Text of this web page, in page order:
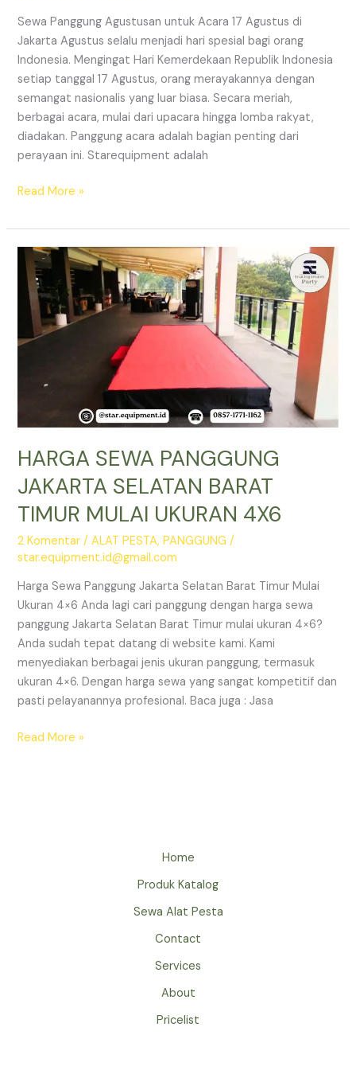
Sewa Panggung Agustusan untuk Acara 17 Agustus di
Jakarta Agustus selalu menjadi hari spesial bagi orang
Indonesia. Mengingat Hari Kemerdekaan Republik Indonesia
setiap tanggal 17 Agustus, orang merayakannya dengan
semangat nasionalis yang luar biasa. Secara meriah,
berbagai acara, mulai dari upacara hingga lomba rakyat,
diadakan. Panggung acara adalah bagian penting dari
perayaan ini. Starequipment adalah
SEWA
AGUSTUSAN
DI
JAKARTA
Read More »
HARGA SEWA PANGGUNG
JAKARTA SELATAN BARAT
TIMUR MULAI UKURAN 4X6
2 Komentar /ALAT PESTA,PANGGUNG /
star.equipment.id@gmail.com
Harga Sewa Panggung Jakarta Selatan Barat Timur Mulai
Ukuran 4×6 Anda lagi cari panggung dengan harga sewa
panggung Jakarta Selatan Barat Timur mulai ukuran 4×6?
Anda sudah tepat datang di website kami. Kami
menyediakan berbagai jenis ukuran panggung, termasuk
ukuran 4×6. Dengan harga sewa yang sangat kompetitif dan
pasti pelayanannya profesional. Baca juga : Jasa
HARGA
Read More »
Home
Produk Katalog
Sewa Alat Pesta
Contact
Services
About
Pricelist